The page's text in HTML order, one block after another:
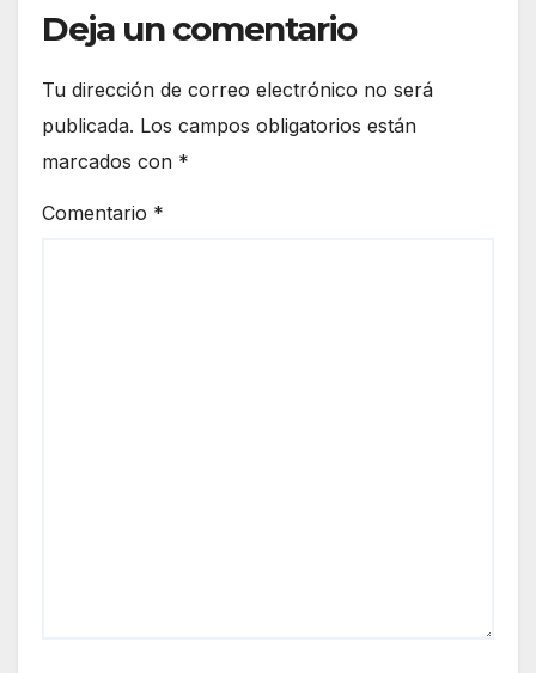
Deja un comentario
Tu dirección de correo electrónico no será
publicada. Los campos obligatorios están
marcados con *
Comentario *